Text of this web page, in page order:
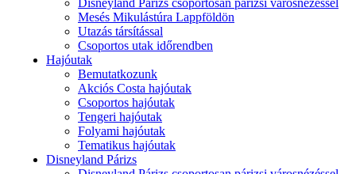
Disneyland Párizs csoportosan párizsi városnézéssel
Mesés Mikulástúra Lappföldön
Utazás társítással
Csoportos utak időrendben
Hajóutak
Bemutatkozunk
Akciós Costa hajóutak
Csoportos hajóutak
Tengeri hajóutak
Folyami hajóutak
Tematikus hajóutak
Disneyland Párizs